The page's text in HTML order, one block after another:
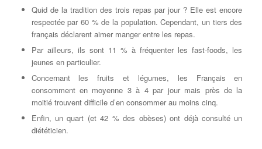
Quid de la tradition des trois repas par jour ? Elle est encore
respectée par 60 % de la population. Cependant, un tiers des
français déclarent aimer manger entre les repas.
Par ailleurs, ils sont 11 % à fréquenter les fast-foods, les
jeunes en particulier.
Concernant les fruits et légumes, les Français en
consomment en moyenne 3 à 4 par jour mais près de la
moitié trouvent difficile d’en consommer au moins cinq.
Enfin, un quart (et 42 % des obèses) ont déjà consulté un
diététicien.